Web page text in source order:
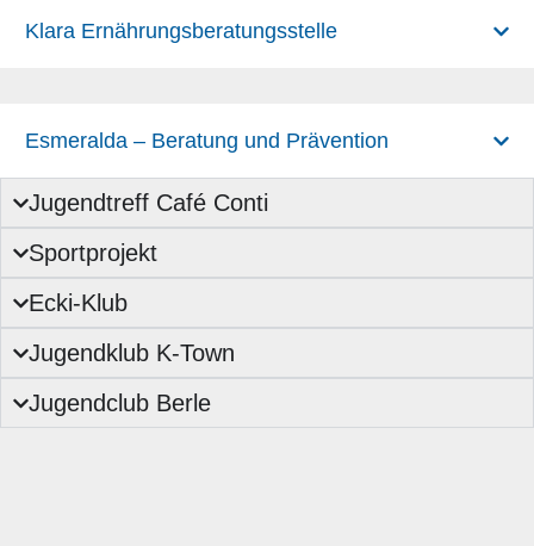
Klara Ernährungsberatungsstelle
Esmeralda – Beratung und Prävention
Jugendtreff Café Conti
Sportprojekt
Ecki-Klub
Jugendklub K-Town
Jugendclub Berle